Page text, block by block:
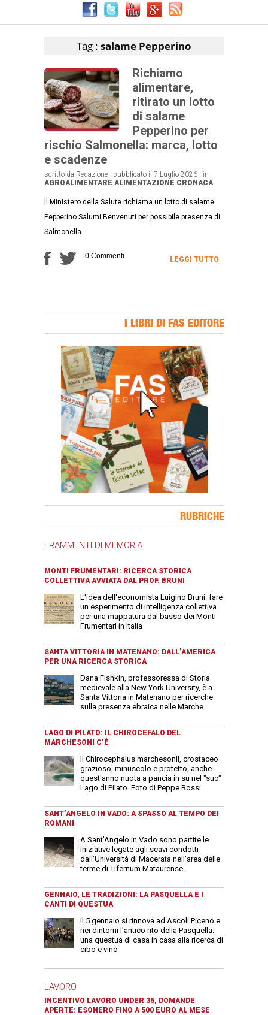
Tag : salame Pepperino
Richiamo
alimentare,
ritirato un lotto
di salame
Pepperino per
rischio Salmonella: marca, lotto
e scadenze
scritto da Redazione - pubblicato il 7 Luglio 2026 - in
AGROALIMENTARE ALIMENTAZIONE CRONACA
Il Ministero della Salute richiama un lotto di salame
Pepperino Salumi Benvenuti per possibile presenza di
Salmonella.
0 Commenti LEGGI TUTTO
I LIBRI DI FAS EDITORE
RUBRICHE
FRAMMENTI DI MEMORIA
MONTI FRUMENTARI: RICERCA STORICA
COLLETTIVA AVVIATA DAL PROF. BRUNI
L'idea dell'economista Luigino Bruni: fare
un esperimento di intelligenza collettiva
per una mappatura dal basso dei Monti
Frumentari in Italia
SANTA VITTORIA IN MATENANO: DALL’AMERICA
PER UNA RICERCA STORICA
Dana Fishkin, professoressa di Storia
medievale alla New York University, è a
Santa Vittoria in Matenano per ricerche
sulla presenza ebraica nelle Marche
LAGO DI PILATO: IL CHIROCEFALO DEL
MARCHESONI C’È
Il Chirocephalus marchesonii, crostaceo
grazioso, minuscolo e protetto, anche
quest'anno nuota a pancia in su nel "suo"
Lago di Pilato. Foto di Peppe Rossi
SANT’ANGELO IN VADO: A SPASSO AL TEMPO DEI
ROMANI
A Sant’Angelo in Vado sono partite le
iniziative legate agli scavi condotti
dall’Università di Macerata nell’area delle
terme di Tifernum Mataurense
GENNAIO, LE TRADIZIONI: LA PASQUELLA E I
CANTI DI QUESTUA
Il 5 gennaio si rinnova ad Ascoli Piceno e
nei dintorni l'antico rito della Pasquella:
una questua di casa in casa alla ricerca di
cibo e vino
LAVORO
INCENTIVO LAVORO UNDER 35, DOMANDE
APERTE: ESONERO FINO A 500 EURO AL MESE